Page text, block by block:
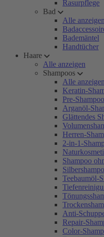
Rasurpflege
Bad
Alle anzeigen
Bademäntel
Handtücher
Haare
Alle anzeigen
Shampoos
Alle anzeigen
Keratin-
Pre-Shampoo
Arganöl-
Glättendes
Herren-
2-in-1-
Shampoo
Teebaumöl-
Anti-
Repair-
Color-